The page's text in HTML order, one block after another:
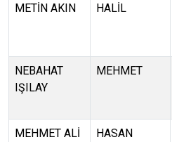
METİN AKIN HALİL
NEBAHAT
IŞILAY
MEHMET
MEHMET ALİ
HASAN